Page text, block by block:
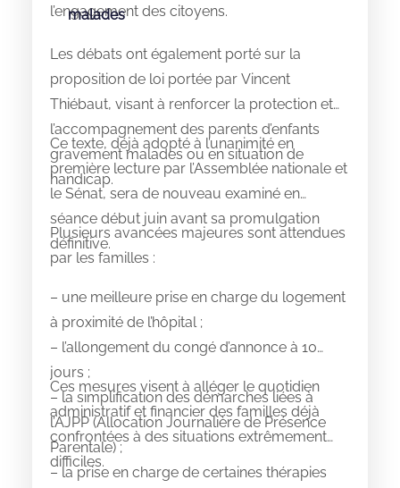
l’engagement des citoyens.
malades
Les débats ont également porté sur la
proposition de loi portée par Vincent
Thiébaut, visant à renforcer la protection et
l’accompagnement des parents d’enfants
gravement malades ou en situation de
handicap.
Ce texte, déjà adopté à l’unanimité en
première lecture par l’Assemblée nationale et
le Sénat, sera de nouveau examiné en
séance début juin avant sa promulgation
définitive.
Plusieurs avancées majeures sont attendues
par les familles :
– une meilleure prise en charge du logement
à proximité de l’hôpital ;
– l’allongement du congé d’annonce à 10
jours ;
– la simplification des démarches liées à
l’AJPP (Allocation Journalière de Présence
Parentale) ;
– la prise en charge de certaines thérapies
Ces mesures visent à alléger le quotidien
administratif et financier des familles déjà
confrontées à des situations extrêmement
difficiles.